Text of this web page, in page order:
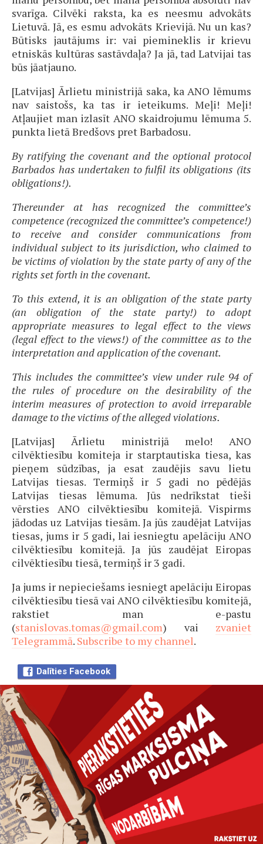
svarīga. Cilvēki raksta, ka es neesmu advokāts
Lietuvā. Jā, es esmu advokāts Krievijā. Nu un kas?
Būtisks jautājums ir: vai piemineklis ir krievu
etniskās kultūras sastāvdaļa? Ja jā, tad Latvijai tas
būs jāatjauno.
[Latvijas] Ārlietu ministrijā saka, ka ANO lēmums
nav saistošs, ka tas ir ieteikums. Meļi! Meļi!
Atļaujiet man izlasīt ANO skaidrojumu lēmuma 5.
punkta lietā Bredšovs pret Barbadosu.
By ratifying the covenant and the optional protocol
Barbados has undertaken to fulfil its obligations (its
obligations!).
Thereunder at has recognized the committee’s
competence (recognized the committee’s competence!)
to receive and consider communications from
individual subject to its jurisdiction, who claimed to
be victims of violation by the state party of any of the
rights set forth in the covenant.
To this extend, it is an obligation of the state party
(an obligation of the state party!) to adopt
appropriate measures to legal effect to the views
(legal effect to the views!) of the committee as to the
interpretation and application of the covenant.
This includes the committee’s view under rule 94 of
the rules of procedure on the desirability of the
interim measures of protection to avoid irreparable
damage to the victims of the alleged violations.
[Latvijas] Ārlietu ministrijā melo! ANO
cilvēktiesību komiteja ir starptautiska tiesa, kas
pieņem sūdzības, ja esat zaudējis savu lietu
Latvijas tiesas. Termiņš ir 5 gadi no pēdējās
Latvijas tiesas lēmuma. Jūs nedrīkstat tieši
vērsties ANO cilvēktiesību komitejā. Vispirms
jādodas uz Latvijas tiesām. Ja jūs zaudējat Latvijas
tiesas, jums ir 5 gadi, lai iesniegtu apelāciju ANO
cilvēktiesību komitejā. Ja jūs zaudējat Eiropas
cilvēktiesību tiesā, termiņš ir 3 gadi.
Ja jums ir nepieciešams iesniegt apelāciju Eiropas
cilvēktiesību tiesā vai ANO cilvēktiesību komitejā,
rakstiet man e-pastu
(stanislovas.tomas@gmail.com) vai zvaniet
Telegrammā. Subscribe to my channel.
Dalīties Facebook